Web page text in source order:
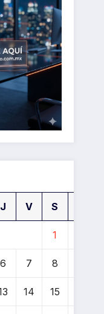
J V S
1
6 7 8
14 15